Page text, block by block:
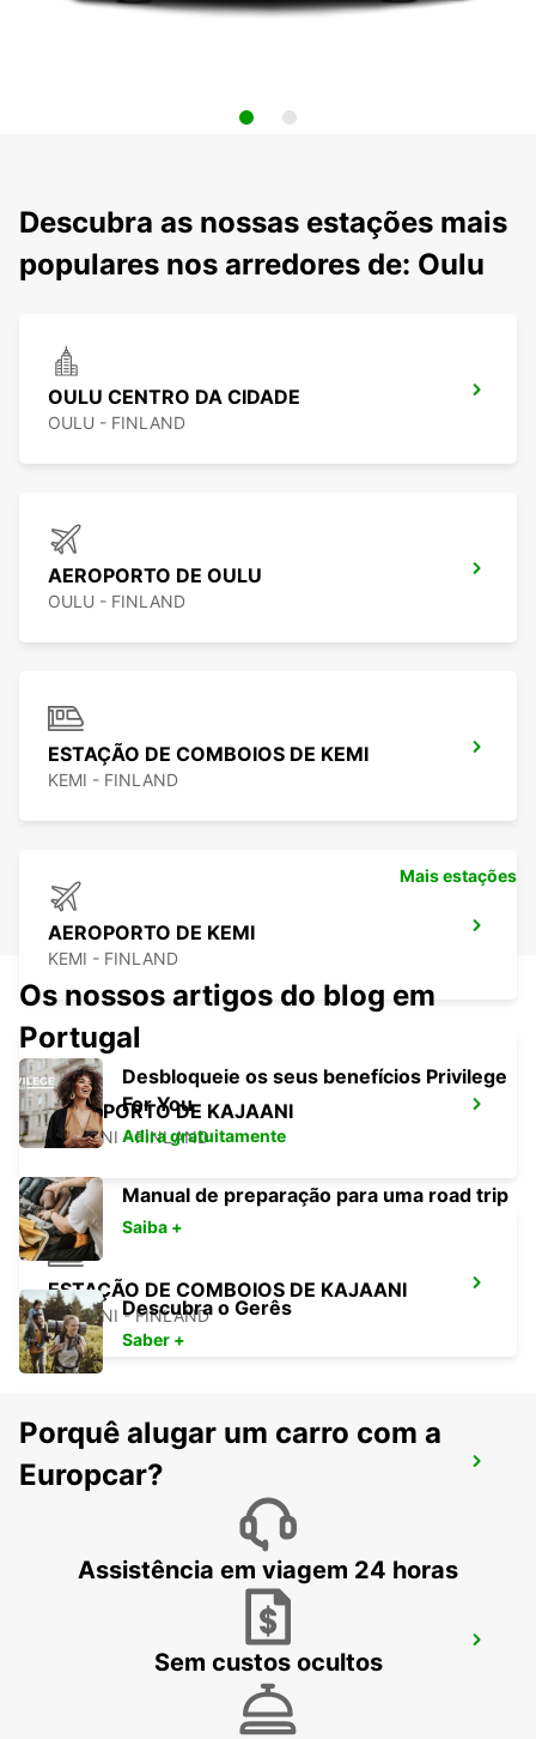
Descubra as nossas estações mais
populares nos arredores de: Oulu
OULU CENTRO DA CIDADE
OULU - FINLAND
AEROPORTO DE OULU
OULU - FINLAND
ESTAÇÃO DE COMBOIOS DE KEMI
KEMI - FINLAND
AEROPORTO DE KEMI
KEMI - FINLAND
AEROPORTO DE KAJAANI
KAJAANI - FINLAND
ESTAÇÃO DE COMBOIOS DE KAJAANI
KAJAANI - FINLAND
KAJAANI CENTRO DA CIDADE
KAJAANI - FINLAND
LULEA TRAIN STATION
LULEA - SWEDEN
Mais estações
Os nossos artigos do blog em
Portugal
Desbloqueie os seus benefícios Privilege
For You
Adira gratuitamente
Manual de preparação para uma road trip
Saiba +
Descubra o Gerês
Saber +
Porquê alugar um carro com a
Europcar?
Assistência em viagem 24 horas
Sem custos ocultos